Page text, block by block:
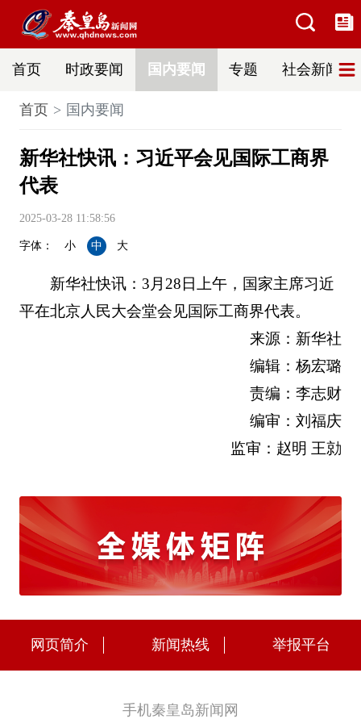
首页 时政要闻 国内要闻 专题 社会新闻
首页 国内要闻
新华社快讯：习近平会见国际工商界
代表
2025-03-28 11:58:56
字体： 小 中 大
新华社快讯：3月28日上午，国家主席习近
平在北京人民大会堂会见国际工商界代表。
来源：新华社
编辑：杨宏璐
责编：李志财
编审：刘福庆
监审：赵明 王勍
网页简介 新闻热线 举报平台
手机秦皇岛新闻网